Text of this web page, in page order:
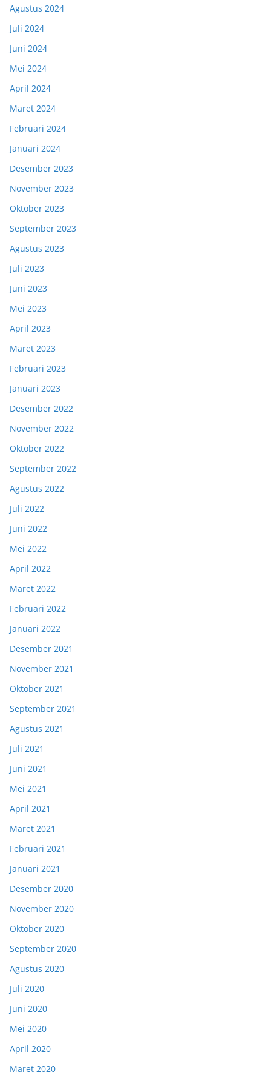
Agustus 2024
Juli 2024
Juni 2024
Mei 2024
April 2024
Maret 2024
Februari 2024
Januari 2024
Desember 2023
November 2023
Oktober 2023
September 2023
Agustus 2023
Juli 2023
Juni 2023
Mei 2023
April 2023
Maret 2023
Februari 2023
Januari 2023
Desember 2022
November 2022
Oktober 2022
September 2022
Agustus 2022
Juli 2022
Juni 2022
Mei 2022
April 2022
Maret 2022
Februari 2022
Januari 2022
Desember 2021
November 2021
Oktober 2021
September 2021
Agustus 2021
Juli 2021
Juni 2021
Mei 2021
April 2021
Maret 2021
Februari 2021
Januari 2021
Desember 2020
November 2020
Oktober 2020
September 2020
Agustus 2020
Juli 2020
Juni 2020
Mei 2020
April 2020
Maret 2020